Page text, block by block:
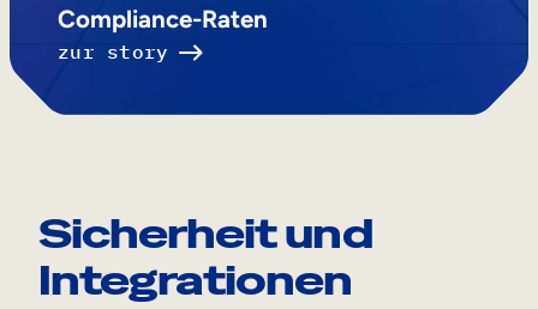
Compliance-Raten
zur story
Sicherheit und
Integrationen